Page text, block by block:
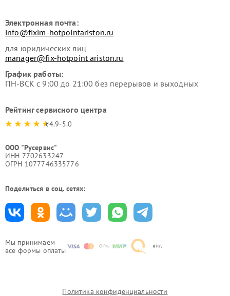
Мы принимаем
все формы оплаты
Электронная почта:
info@fixim-hotpointariston.ru
для юридических лиц
manager@fix-hotpoint ariston.ru
График работы:
ПН-ВСК с 9:00 до 21:00 без перерывов и выходных
Рейтинг сервисного центра
4.9-5.0
ООО "Русервис"
ИНН 7702633247
ОГРН 1077746335776
Поделиться в соц. сетях:
Политика конфиденциальности